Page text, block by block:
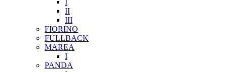
I
II
III
FIORINO
FULLBACK
MAREA
I
PANDA